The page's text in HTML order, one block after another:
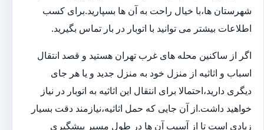
شهرستان ها،با خیال راحت به آن ها بسپارید.برای کسب
اطلاعات بیشتر می توانید با اتوبار در بار تماس بگیرید.
اگر از ساکنین محله های غرب تهران هستید و قصد انتقال
اسباب و اثاثیه از منزل خود به منزل جدید و یا هر جای
دیگری دارید،احتمالا برای انتقال این اثاثیه به اتوبار در نیاز
خواهید داشت.از آن جایی که حمل اثاثیه،نیازمند دقت بسیار
زیادی است تا از آسیب آن ها در طول مسیر پیشگیری